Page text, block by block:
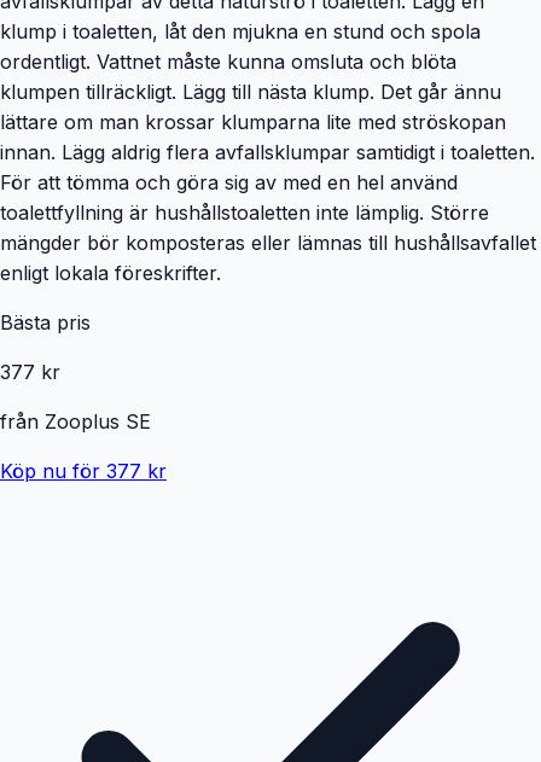
klump i toaletten, låt den mjukna en stund och spola
ordentligt. Vattnet måste kunna omsluta och blöta
klumpen tillräckligt. Lägg till nästa klump. Det går ännu
lättare om man krossar klumparna lite med ströskopan
innan. Lägg aldrig flera avfallsklumpar samtidigt i toaletten.
För att tömma och göra sig av med en hel använd
toalettfyllning är hushållstoaletten inte lämplig. Större
mängder bör komposteras eller lämnas till hushållsavfallet
enligt lokala föreskrifter.
Bästa pris
377 kr
från Zooplus SE
Köp nu för 377 kr